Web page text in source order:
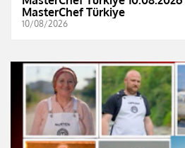
MasterChef Türkiye
10/08/2026